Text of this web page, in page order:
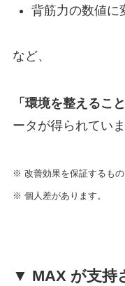
背筋力の数値に
など、
「環境を整えるこ
ータが得られていま
※ 改善効果を保証するもの
※ 個人差があります。
▼ MAX が支持